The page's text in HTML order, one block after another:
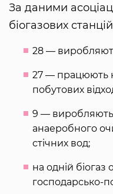
За даними
біогазових
28 —
27 — працюють
побутових
9 — виробляють
анаеробного
стічних вод;
на одній
господарсько-